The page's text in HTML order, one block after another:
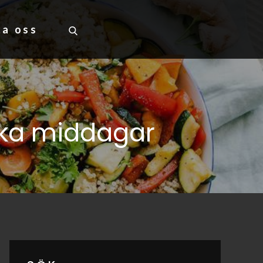
oss
middagar